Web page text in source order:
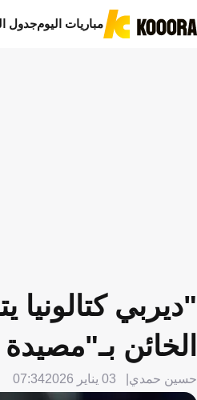
مباريات اليومجدول
"ديربي
الخائن
حسين حمدي 03 يناير 2026 07:34